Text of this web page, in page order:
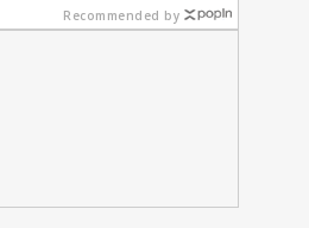
世代
Recommended by